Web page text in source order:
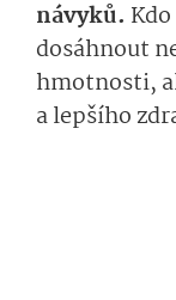
návyků.
dosáhnout
hmotnosti,
a lepšího